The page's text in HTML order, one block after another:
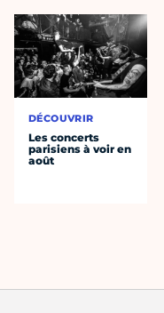
DÉCOUVRIR
Les concerts
parisiens à voir en
août